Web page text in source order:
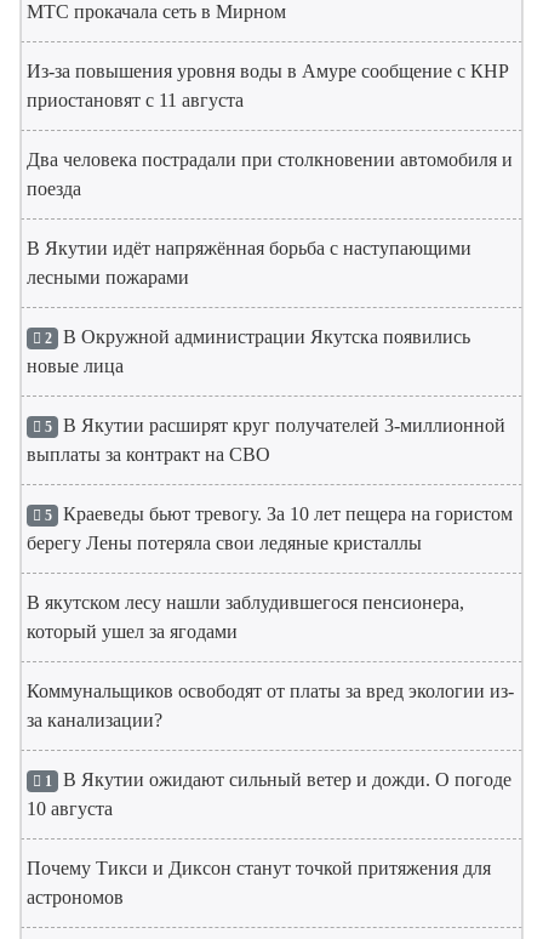
МТС прокачала сеть в Мирном
Из-за повышения уровня воды в Амуре сообщение с КНР
приостановят с 11 августа
Два человека пострадали при столкновении автомобиля и
поезда
В Якутии идёт напряжённая борьба с наступающими
лесными пожарами
2 В Окружной администрации Якутска появились
новые лица
5 В Якутии расширят круг получателей 3-миллионной
выплаты за контракт на СВО
5 Краеведы бьют тревогу. За 10 лет пещера на гористом
берегу Лены потеряла свои ледяные кристаллы
В якутском лесу нашли заблудившегося пенсионера,
который ушел за ягодами
Коммунальщиков освободят от платы за вред экологии из-
за канализации?
1 В Якутии ожидают сильный ветер и дожди. О погоде
10 августа
Почему Тикси и Диксон станут точкой притяжения для
астрономов